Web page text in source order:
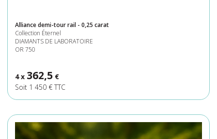
Alliance demi-tour rail - 0,25 carat
Collection Éternel
DIAMANTS DE LABORATOIRE
OR 750
4 x 362,5 €
Soit 1 450 € TTC